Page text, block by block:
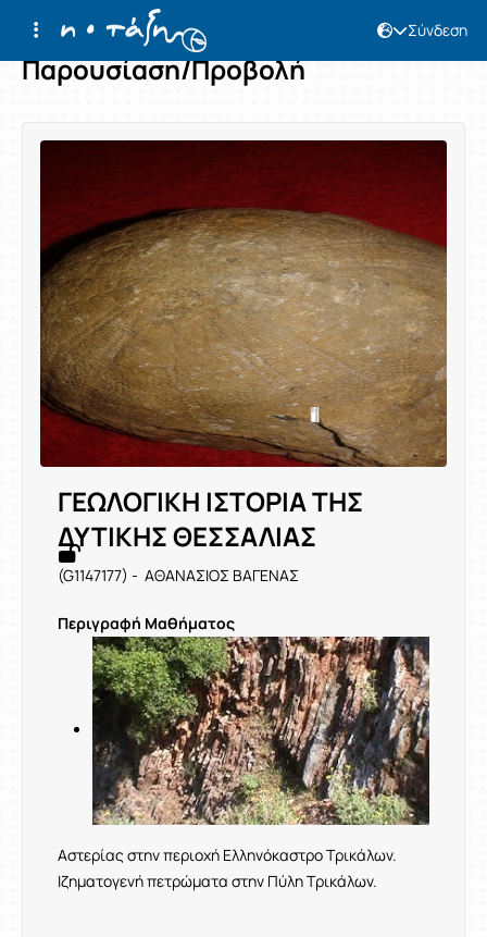
Σύνδεση
Παρουσίαση/Προβολή
ΓΕΩΛΟΓΙΚΗ ΙΣΤΟΡΙΑ ΤΗΣ
ΔΥΤΙΚΗΣ ΘΕΣΣΑΛΙΑΣ
(G1147177) - ΑΘΑΝΑΣΙΟΣ ΒΑΓΕΝΑΣ
Περιγραφή Μαθήματος
Αστερίας στην περιοχή Ελληνόκαστρο Τρικάλων.
Ιζηματογενή πετρώματα στην Πύλη Τρικάλων.